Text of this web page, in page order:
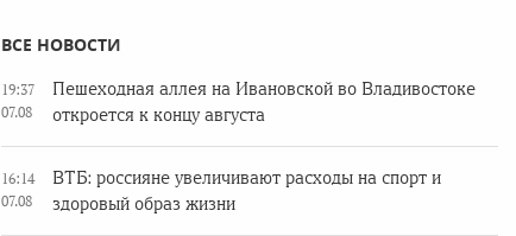
ВСЕ НОВОСТИ
19:37
07.08
Пешеходная аллея на Ивановской во Владивостоке
откроется к концу августа
16:14
07.08
ВТБ: россияне увеличивают расходы на спорт и
здоровый образ жизни